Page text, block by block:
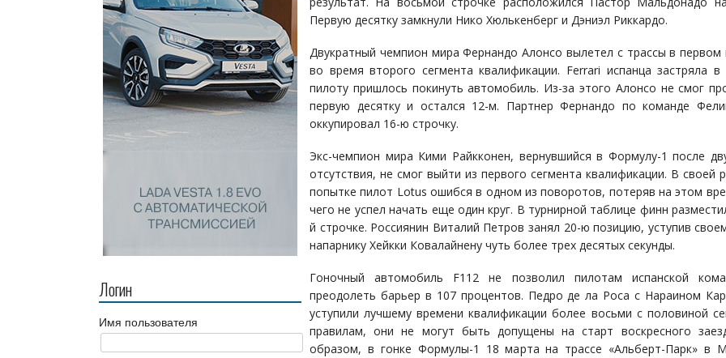
Логин
Имя пользователя
Первую десятку замкнули Нико Хюлькенберг и Дэниэл Риккардо.
Двукратный чемпион мира Фернандо Алонсо вылетел с трассы в первом
во время второго сегмента квалификации. Ferrari испанца застряла в
пилоту пришлось покинуть автомобиль. Из-за этого Алонсо не смог
первую десятку и остался 12-м. Партнер Фернандо по команде
оккупировал 16-ю строчку.
Экс-чемпион мира Кими Райкконен, вернувшийся в Формулу-1 после
отсутствия, не смог выйти из первого сегмента квалификации. В своей
попытке пилот Lotus ошибся в одном из поворотов, потеряв на этом
чего не успел начать еще один круг. В турнирной таблице финн
й строчке. Россиянин Виталий Петров занял 20-ю позицию, уступив
напарнику Хейкки Ковалайнену чуть более трех десятых секунды.
Гоночный автомобиль F112 не позволил пилотам испанской
преодолеть барьер в 107 процентов. Педро де ла Роса с Нараином
уступили лучшему времени квалификации более восьми с половиной
правилам, они не могут быть допущены на старт воскресного
образом, в гонке Формулы-1 18 марта на трассе «Альберт-Парк» в